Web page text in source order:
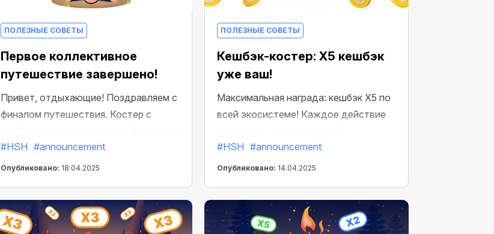
ПОЛЕЗНЫЕ СОВЕТЫ
Первое коллективное
путешествие завершено!
Привет, отдыхающие! Поздравляем с
финалом путешествия. Костер с
вашим стараниям все сообщество
почувствовало его тепло. Теперь
кешбэк на все покупки.
#HSH #announcement
Опубликовано: 18.04.2025
ПОЛЕЗНЫЕ СОВЕТЫ
Кешбэк-костер: X5 кешбэк
уже ваш!
Максимальная награда: кешбэк X5 по
всей экосистеме! Каждое действие
приближал вас к большим наградам.
#HSH #announcement
Опубликовано: 14.04.2025